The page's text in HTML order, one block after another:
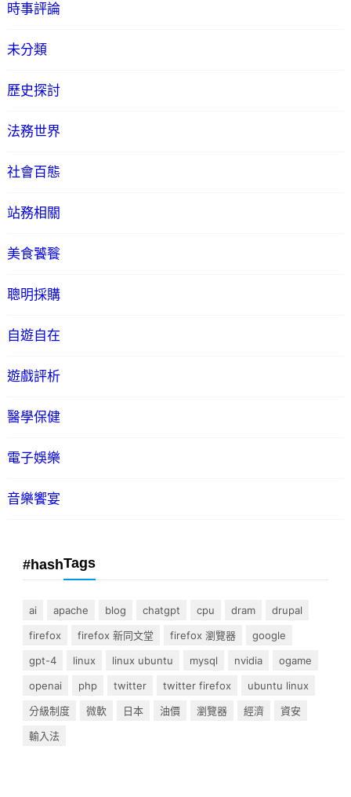
時事評論
未分類
歷史探討
法務世界
社會百態
站務相關
美食饕餮
聰明採購
自遊自在
遊戲評析
醫學保健
電子娛樂
音樂饗宴
#hashTags
ai apache blog chatgpt cpu dram
drupal
firefox
firefox 新同文堂 firefox 瀏覽器
google
gpt-4
linux linux ubuntu mysql nvidia
ogame
openai
php twitter twitter firefox
ubuntu linux
分級制度
微軟 日本 油價 瀏覽器 經濟
資安
輸入法